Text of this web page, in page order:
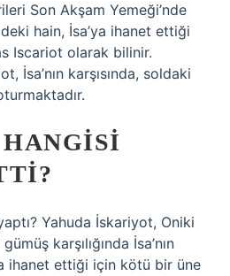
Son Akşam Yemeği’nde
hain, İsa’ya ihanet ettiği
Iscariot olarak bilinir.
İsa’nın karşısında, soldaki
HANGISI
Yahuda İskariyot, Oniki
karşılığında İsa’nın
ihanet ettiği için kötü bir üne